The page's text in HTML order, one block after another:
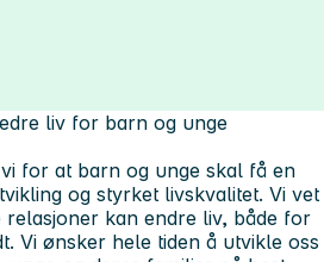
liv for barn og unge
for at barn og unge skal få en
og styrket livskvalitet. Vi vet
relasjoner kan endre liv, både for
Vi ønsker hele tiden å utvikle oss